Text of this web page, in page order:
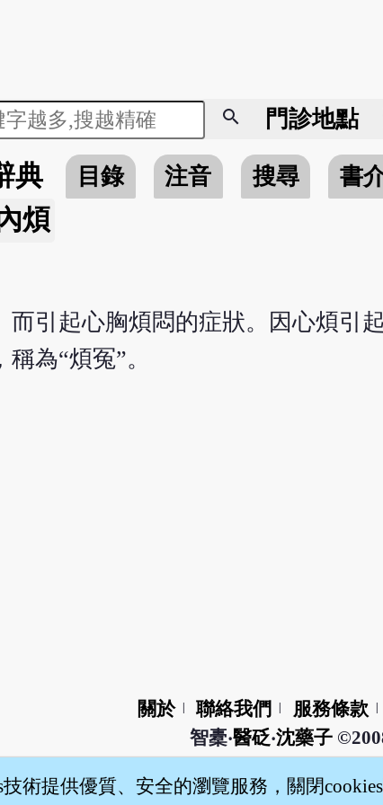
search 門診地點
典 目錄 注音 搜尋
書
煩
而引起心胸煩悶的症狀。因心煩引
為“煩冤”。
關於 聯絡我們 服務條款
智橐‧醫砭‧沈藥子
術提供優質、安全的瀏覽服務，關閉